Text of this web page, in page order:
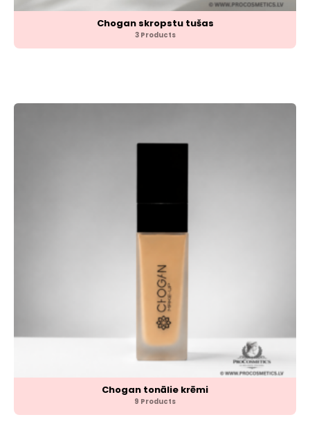
Chogan skropstu tušas
3 Products
Chogan tonālie krēmi
9 Products